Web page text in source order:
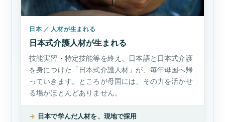
日本 ／ 人材が生まれる
日本式介護人材が生まれる
技能実習・特定技能等を終え、日本語と日本式介護
を身につけた「日本式介護人材」が、毎年母国へ帰
っていきます。ところが母国には、その力を活かせ
る場がほとんどありません。
→ 日本で学んだ人材を、現地で採用